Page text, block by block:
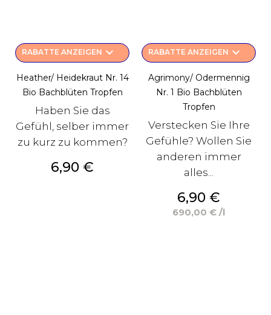
RABATTE ANZEIGEN keyboard_arrow_down
Heather/ Heidekraut Nr. 14
Bio Bachblüten Tropfen
Haben Sie das
Gefühl, selber immer
zu kurz zu kommen?
Preis
6,90 €
RABATTE ANZEIGEN keyboard_arrow_down
Agrimony/ Odermennig
Nr. 1 Bio Bachblüten
Tropfen
Verstecken Sie Ihre
Gefühle? Wollen Sie
anderen immer
alles...
Preis
6,90 €
690,00 € /l